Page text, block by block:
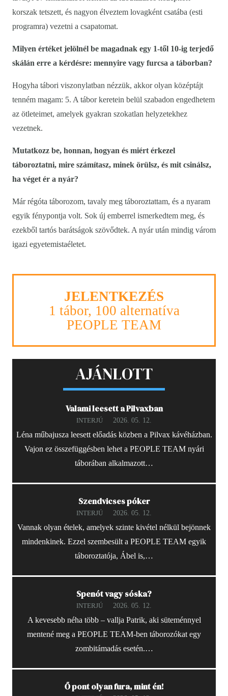
korszak tetszett, és nagyon élveztem lovagként csatába (esti
programra) vezetni a csapatomat.
Milyen értéket jelölnél be magadnak egy 1-től 10-ig terjedő
skálán erre a kérdésre: mennyire vagy furcsa a táborban?
Hogyha tábori viszonylatban nézzük, akkor olyan középtájt
tenném magam: 5. A tábor keretein belül szabadon engedhetem
az ötleteimet, amelyek gyakran szokatlan helyzetekhez
vezetnek.
Mutatkozz be, honnan, hogyan és miért érkezel
táboroztatni, mire számítasz, minek örülsz, és mit csinálsz,
ha véget ér a nyár?
Már régóta táborozom, tavaly meg táboroztattam, és a nyaram
egyik fénypontja volt. Sok új emberrel ismerkedtem meg, és
ezekből tartós barátságok szövődtek. A nyár után mindig várom
igazi egyetemistaéletet.
JELENTKEZÉS
1 tábor, 100 alternatíva
PEOPLE TEAM
AJÁNLOTT
Valami leesett a Pilvaxban
INTERJÚ 2026. 05. 12.
Léna műbajusza leesett előadás közben a Pilvax kávéházban.
Vajon ez összefüggésben lehet a PEOPLE TEAM nyári
táborában alkalmazott…
Szendvicses póker
INTERJÚ 2026. 05. 12.
Vannak olyan ételek, amelyek szinte kivétel nélkül bejönnek
mindenkinek. Ezzel szembesült a PEOPLE TEAM egyik
táboroztatója, Ábel is,…
Spenót vagy sóska?
INTERJÚ 2026. 05. 12.
A kevesebb néha több – vallja Patrik, aki süteménnyel
mentené meg a PEOPLE TEAM-ben táborozókat egy
zombitámadás esetén.…
Ő pont olyan fura, mint én!